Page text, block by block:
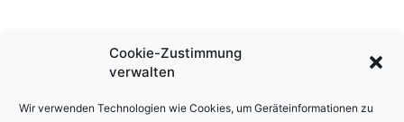
Cookie-Zustimmung
verwalten
Wir verwenden Technologien wie Cookies, um Geräteinformationen zu